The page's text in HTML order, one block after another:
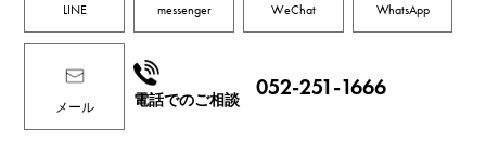
LINE messenger WeChat WhatsApp
メール 電話でのご相談
052-251-1666